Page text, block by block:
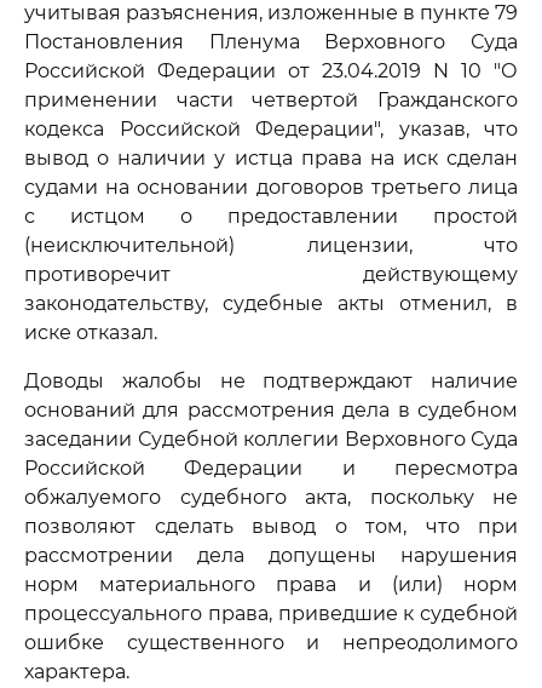
учитывая разъяснения, изложенные в пункте 79
Постановления Пленума Верховного Суда
Российской Федерации от 23.04.2019 N 10 "О
применении части четвертой Гражданского
кодекса Российской Федерации", указав, что
вывод о наличии у истца права на иск сделан
судами на основании договоров третьего лица
с истцом о предоставлении простой
(неисключительной) лицензии, что
противоречит действующему
законодательству, судебные акты отменил, в
иске отказал.
Доводы жалобы не подтверждают наличие
оснований для рассмотрения дела в судебном
заседании Судебной коллегии Верховного Суда
Российской Федерации и пересмотра
обжалуемого судебного акта, поскольку не
позволяют сделать вывод о том, что при
рассмотрении дела допущены нарушения
норм материального права и (или) норм
процессуального права, приведшие к судебной
ошибке существенного и непреодолимого
характера.